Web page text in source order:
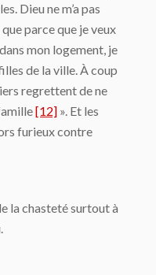
Dieu ne m’a pas
parce que je veux
mon logement, je
de la ville. À coup
regrettent de ne
[12] ». Et les
furieux contre
la chasteté surtout à